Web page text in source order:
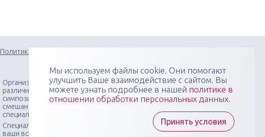
Политика конфиденциальности
Организация научно-практических медицинских мероприятий
различного профиля: конгрессов, форумов, конференций,
симпозиумов, вебинаров, мастер-классов в очных, онлайн- и
смешанных форматах, повышающих компетенции медицинских
специалистов
Специалисты "Медикал Сити Групп" всегда готовы ответить на
ваши вопросы
Мы используем файлы cookie. Они помогают
улучшить Ваше взаимодействие с сайтом. Вы
можете узнать подробнее в нашей политике в
отношении обработки персональных данных.
Принять условия